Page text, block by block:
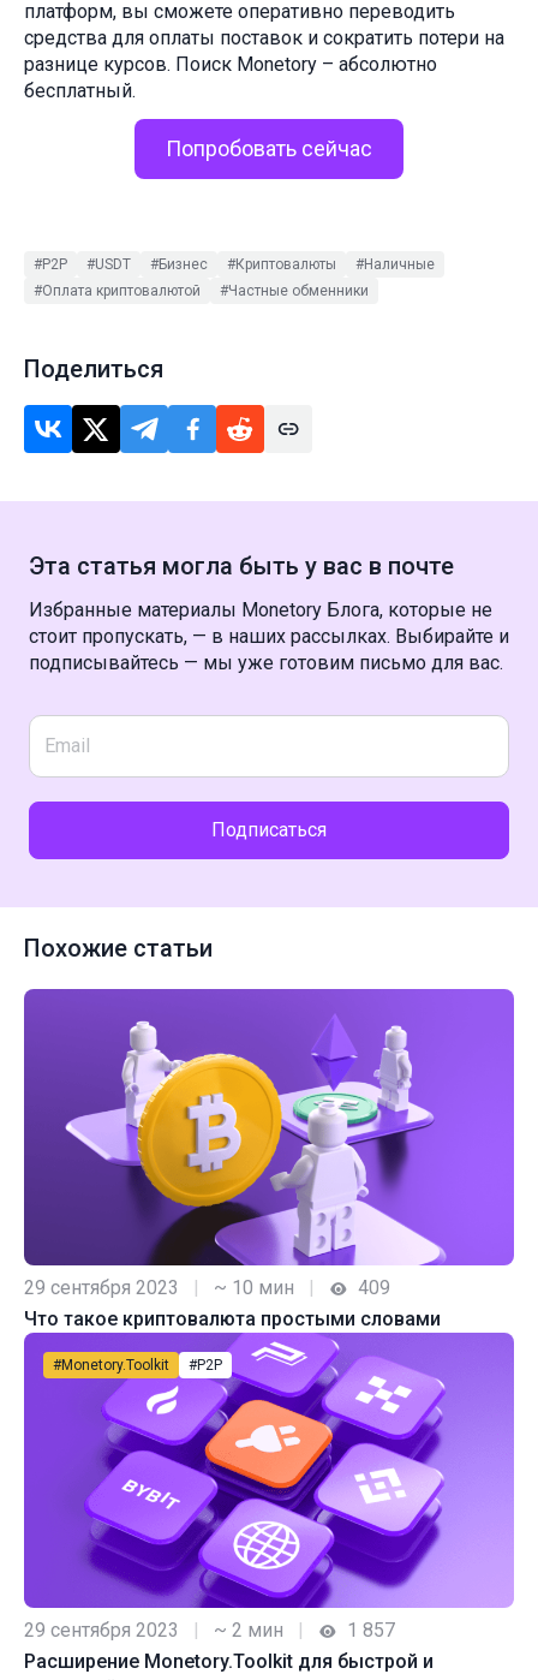
платформ, вы сможете оперативно переводить
средства для оплаты поставок и сократить потери на
разнице курсов. Поиск Monetory – абсолютно
бесплатный.
Попробовать сейчас
#P2P #USDT #Бизнес #Криптовалюты
#Наличные
#Оплата криптовалютой
#Частные обменники
Поделиться
Эта статья могла быть у вас в почте
Избранные материалы Monetory Блога, которые не
стоит пропускать, — в наших рассылках. Выбирайте и
подписывайтесь — мы уже готовим письмо для вас.
Подписаться
Похожие статьи
29 сентября 2023 | ~ 10 мин |
409
Что такое криптовалюта простыми словами
#Monetory.Toolkit #P2P
29 сентября 2023 | ~ 2 мин |
1 857
Расширение Monetory.Toolkit для быстрой и